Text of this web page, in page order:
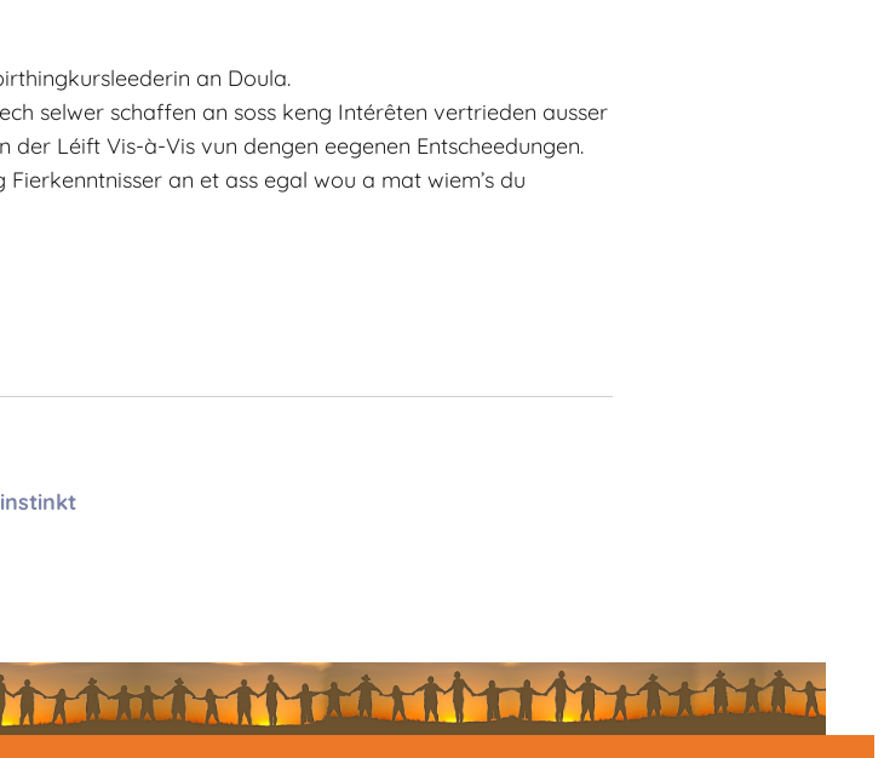
an Doula.
selwer schaffen an soss keng Intérêten vertrieden ausser
der Léift Vis-à-Vis vun dengen eegenen Entscheedungen.
an et ass egal wou a mat wiem’s du